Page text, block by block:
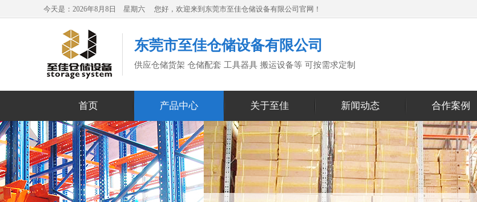
今天是：2026年8月8日 星期六 您好，欢迎来到东莞市至佳仓储设备有限公司官网！
东莞市至佳仓储设备有限公司
供应仓储货架 仓储配套 工具器具 搬运设备等 可按需求定制
首页 产品中心 关于至佳 新闻动态 合作案例